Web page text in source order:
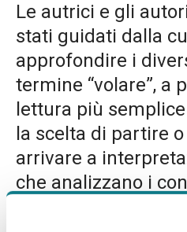
Le autrici e gli
stati guidati dalla
approfondire i
termine “volare”, a
lettura più
la scelta di partire
arrivare a
che analizzano i